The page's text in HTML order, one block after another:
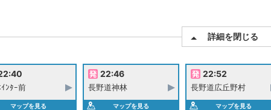
詳細を閉じる
ﾝﾀｰ前
マップを見る
22:46
長野道神林
マップを見る
22:52
長野道広丘野村
マップを見る